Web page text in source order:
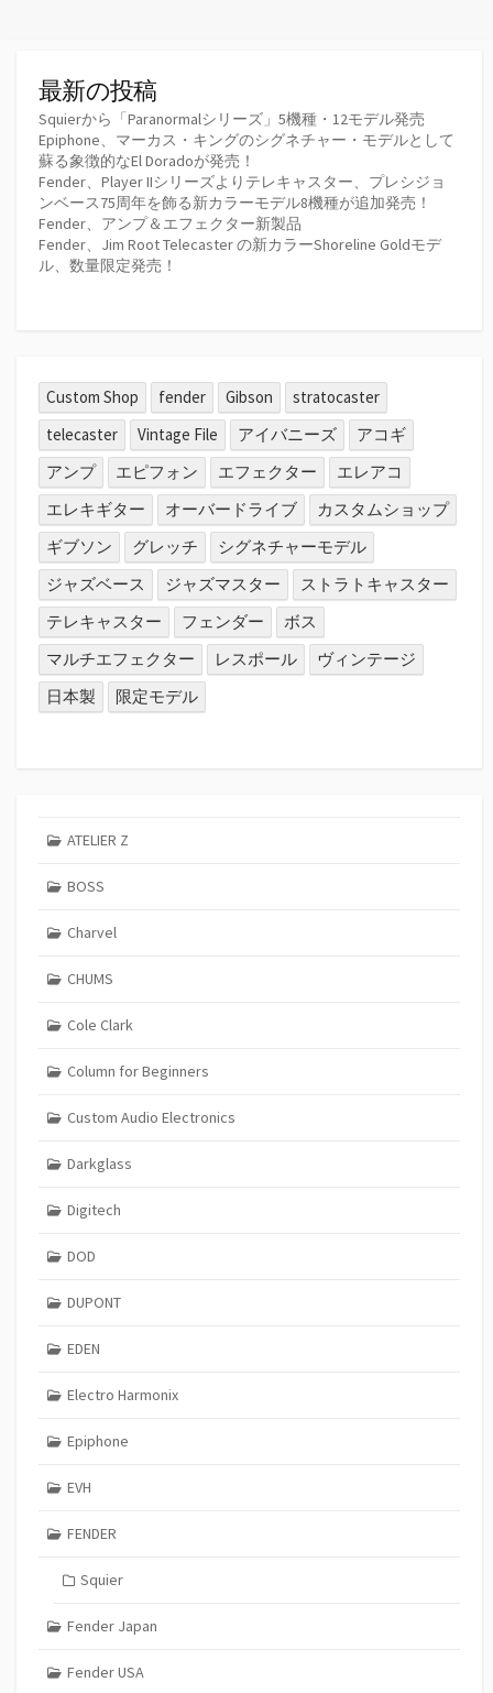
最新の投稿
Squierから「Paranormalシリーズ」5機種・12モデル発売
Epiphone、マーカス・キングのシグネチャー・モデルとして
蘇る象徴的なEl Doradoが発売！
Fender、Player IIシリーズよりテレキャスター、プレシジョ
ンベース75周年を飾る新カラーモデル8機種が追加発売！
Fender、アンプ＆エフェクター新製品
Fender、Jim Root Telecaster の新カラーShoreline Goldモデ
ル、数量限定発売！
Custom Shop fender Gibson
stratocaster
telecaster
Vintage File アイバニーズ
アコギ
アンプ
エピフォン エフェクター
エレアコ
エレキギター
オーバードライブ
カスタムショップ
ギブソン
グレッチ
シグネチャーモデル
ジャズベース
ジャズマスター
ストラトキャスター
テレキャスター
フェンダー
ボス
マルチエフェクター
レスポール
ヴィンテージ
日本製
限定モデル
ATELIER Z
BOSS
Charvel
CHUMS
Cole Clark
Column for Beginners
Custom Audio Electronics
Darkglass
Digitech
DOD
DUPONT
EDEN
Electro Harmonix
Epiphone
EVH
FENDER
Squier
Fender Japan
Fender USA